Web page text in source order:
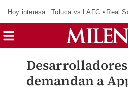
Hoy interesa: Toluca vs LAFC Real
demandan a